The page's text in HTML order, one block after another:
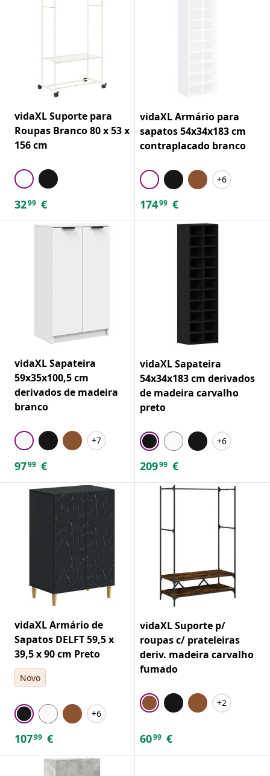
vidaXL Suporte para
Roupas Branco 80 x 53 x
156 cm
3299 €
vidaXL Armário para
sapatos 54x34x183 cm
contraplacado branco
+6
17499 €
vidaXL Sapateira
59x35x100,5 cm
derivados de madeira
branco
+7
9799 €
vidaXL Sapateira
54x34x183 cm derivados
de madeira carvalho
preto
+6
20999 €
vidaXL Armário de
Sapatos DELFT 59,5 x
39,5 x 90 cm Preto
Novo
+6
10799 €
vidaXL Suporte p/
roupas c/ prateleiras
deriv. madeira carvalho
fumado
+2
6099 €